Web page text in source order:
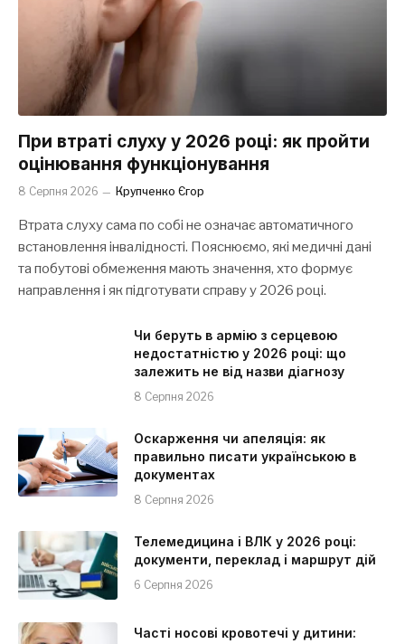
При втраті слуху у 2026 році: як пройти
оцінювання функціонування
8 Серпня 2026 Крупченко Єгор
Втрата слуху сама по собі не означає автоматичного
встановлення інвалідності. Пояснюємо, які медичні дані
та побутові обмеження мають значення, хто формує
направлення і як підготувати справу у 2026 році.
Чи беруть в армію з серцевою
недостатністю у 2026 році: що
залежить не від назви діагнозу
8 Серпня 2026
Оскарження чи апеляція: як
правильно писати українською в
документах
8 Серпня 2026
Телемедицина і ВЛК у 2026 році:
документи, переклад і маршрут дій
6 Серпня 2026
Часті носові кровотечі у дитини: